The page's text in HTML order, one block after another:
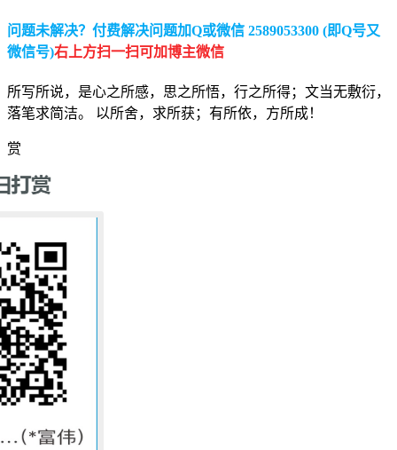
问题未解决？付费解决问题加Q或微信 2589053300 (即Q号又
微信号)右上方扫一扫可加博主微信
所写所说，是心之所感，思之所悟，行之所得；文当无敷衍，
落笔求简洁。 以所舍，求所获；有所依，方所成！
赏